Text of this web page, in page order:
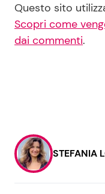
Questo sito
Scopri come
dai commenti.
STEFANIA